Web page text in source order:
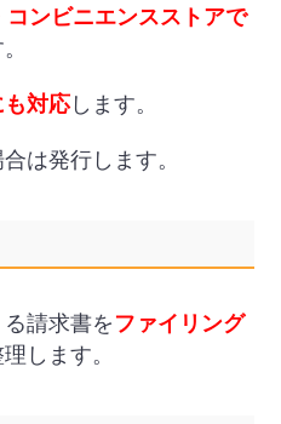
ンビニエンスストアで
も対応します。
は発行します。
請求書を ファイリング
します。